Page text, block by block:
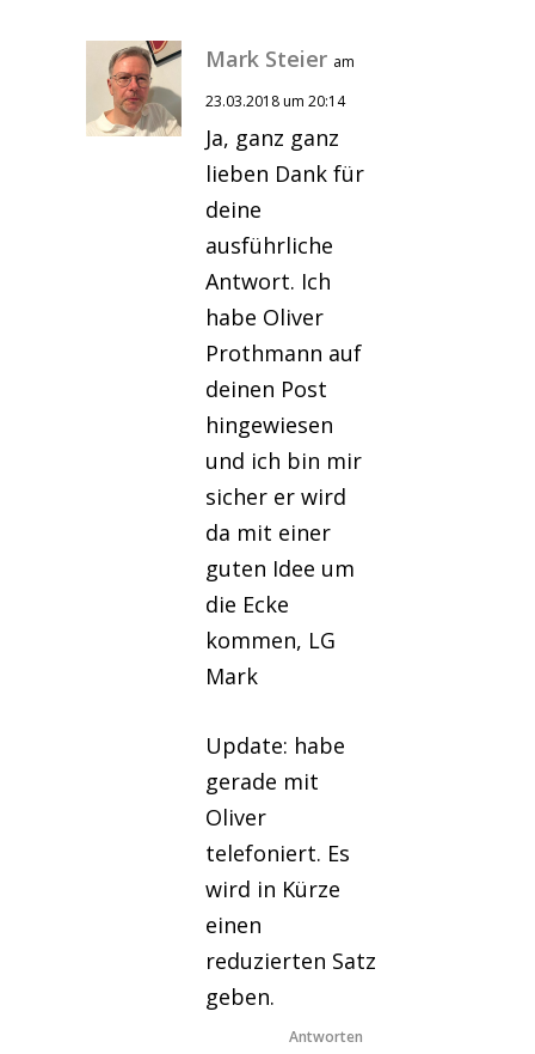
Mark Steier am
23.03.2018 um 20:14
Ja, ganz ganz
lieben Dank für
deine
ausführliche
Antwort. Ich
habe Oliver
Prothmann auf
deinen Post
hingewiesen
und ich bin mir
sicher er wird
da mit einer
guten Idee um
die Ecke
kommen, LG
Mark
Update: habe
gerade mit
Oliver
telefoniert. Es
wird in Kürze
einen
reduzierten Satz
geben.
Antworten